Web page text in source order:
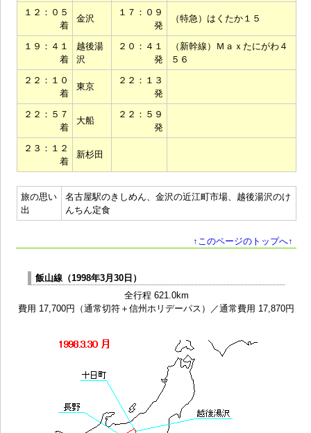
１２：０５
着
金沢
１７：０９
発
（特急）はくたか１５
１９：４１
着
越後湯
沢
２０：４１
発
（新幹線）Ｍａｘたにがわ４
５６
２２：１０
着
東京
２２：１３
発
２２：５７
着
大船
２２：５９
発
２３：１２
着
新杉田
旅の思い
出
名古屋駅のきしめん、金沢の近江町市場、越後湯沢のけ
んちん定食
↑このページのトップへ↑
飯山線（1998年3月30日）
全行程 621.0km
費用 17,700円（通常切符＋信州ホリデーパス）／通常費用 17,870円